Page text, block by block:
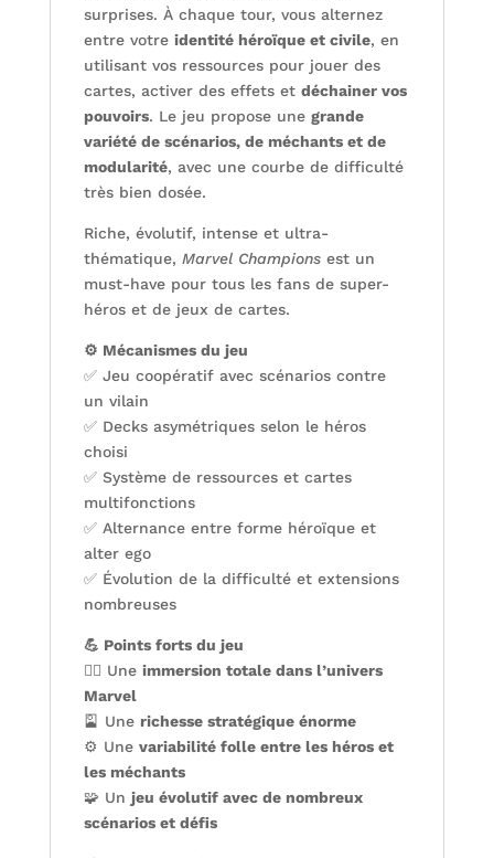
surprises. À chaque tour, vous alternez
entre votre identité héroïque et civile, en
utilisant vos ressources pour jouer des
cartes, activer des effets et déchainer vos
pouvoirs. Le jeu propose une grande
variété de scénarios, de méchants et de
modularité, avec une courbe de difficulté
très bien dosée.
Riche, évolutif, intense et ultra-
thématique, Marvel Championsest un
must-have pour tous les fans de super-
héros et de jeux de cartes.
⚙️ Mécanismes du jeu
✅ Jeu coopératif avec scénarios contre
un vilain
✅ Decks asymétriques selon le héros
choisi
✅ Système de ressources et cartes
multifonctions
✅ Alternance entre forme héroïque et
alter ego
✅ Évolution de la difficulté et extensions
nombreuses
💪 Points forts du jeu
🦸‍♀️ Une immersion totale dans l’univers
Marvel
🎴 Une richesse stratégique énorme
⚙️ Une variabilité folle entre les héros et
les méchants
🧩 Un jeu évolutif avec de nombreux
scénarios et défis